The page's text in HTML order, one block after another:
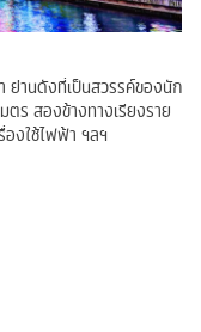
ย่านดังที่เป็นสวรรค์ของนัก
ร สองข้างทางเรียงราย
งใช้ไฟฟ้า ฯลฯ